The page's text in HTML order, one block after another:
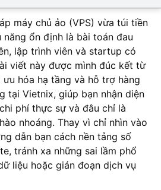
máy chủ ảo (VPS) vừa túi tiền
năng ổn định là bài toán đau
lập trình viên và startup có
viết này được mình đúc kết từ
hóa hạ tầng và hỗ trợ hàng
tại Vietnix, giúp bạn nhận diện
phí thực sự và đâu chỉ là
nhoáng. Thay vì chỉ nhìn vào
dẫn bạn cách nền tảng số
tránh xa những sai lầm phổ
liệu hoặc gián đoạn dịch vụ